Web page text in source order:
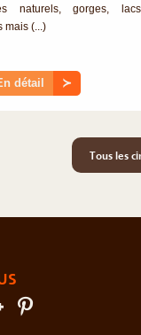
naturels, gorges, lacs,
mais (...)
détail ≻
Tous les